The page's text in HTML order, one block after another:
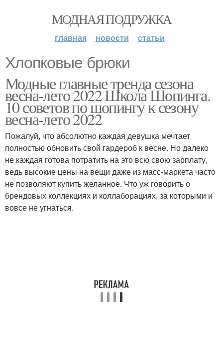
МОДНАЯ ПОДРУЖКА
главная новости статьи
Хлопковые брюки
Модные главные тренда сезона
весна-лето 2022 Школа Шопинга.
10 советов по шопингу к сезону
весна-лето 2022
Пожалуй, что абсолютно каждая девушка мечтает
полностью обновить свой гардероб к весне. Но далеко
не каждая готова потратить на это всю свою зарплату,
ведь высокие цены на вещи даже из масс-маркета часто
не позволяют купить желанное. Что уж говорить о
брендовых коллекциях и коллаборациях, за которыми и
вовсе не угнаться.